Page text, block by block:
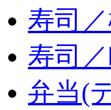
寿司
寿司
弁当(